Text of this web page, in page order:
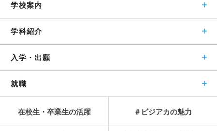
学校案内
学科紹介
入学・出願
就職
在校生・卒業生の活躍 ＃ビジアカの魅力